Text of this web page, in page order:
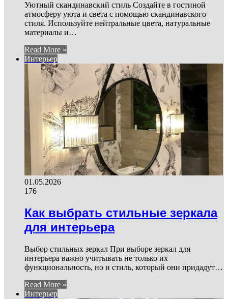
Уютный скандинавский стиль Создайте в гостиной
атмосферу уюта и света с помощью скандинавского
стиля. Используйте нейтральные цвета, натуральные
материалы и…
Read More »
Интерьер
01.05.2026
176
Как выбрать стильные зеркала
для интерьера
Выбор стильных зеркал При выборе зеркал для
интерьера важно учитывать не только их
функциональность, но и стиль, который они придадут…
Read More »
Интерьер